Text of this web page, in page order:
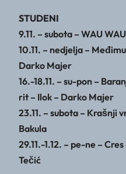
STUDENI
9.11. – subota – WAU
10.11. – nedjelja –
Darko Majer
16.-18.11. – su-pon –
rit – Ilok – Darko Majer
23.11. – subota – Krašnji
Bakula
29.11.-1.12. – pe-ne –
Tečić